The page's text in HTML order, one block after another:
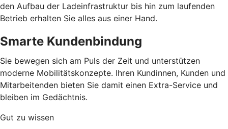
den Aufbau der Ladeinfrastruktur bis hin zum laufenden
Betrieb erhalten Sie alles aus einer Hand.
Smarte Kundenbindung
Sie bewegen sich am Puls der Zeit und unterstützen
moderne Mobilitätskonzepte. Ihren Kundinnen, Kunden und
Mitarbeitenden bieten Sie damit einen Extra-Service und
bleiben im Gedächtnis.
Gut zu wissen